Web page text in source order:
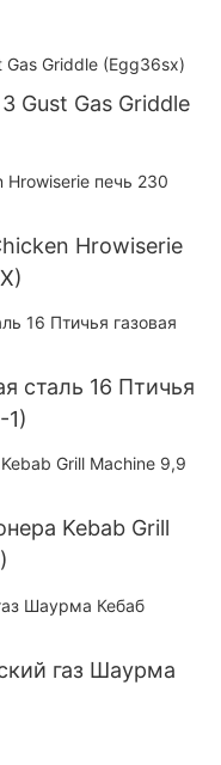
Gust Gas Griddle
Hrowiserie
сталь 16 Птичья
1)
Kebab Grill
газ Шаурма